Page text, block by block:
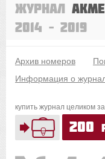
Журнал
2014 – 2019
Архив номеров
Информация о
купить журнал целиком за
200